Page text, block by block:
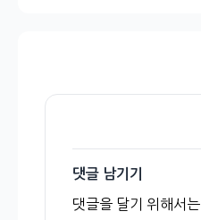
댓글 남기기
댓글을 달기 위해서는